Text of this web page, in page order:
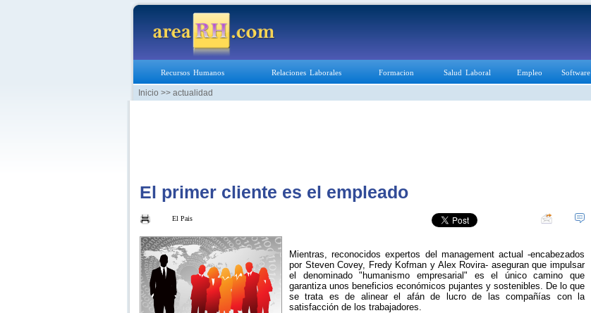
Recursos Humanos Relaciones Laborales Formacion Salud Laboral Empleo Software
Inicio >> actualidad
El primer cliente es el empleado
El Pais
Mientras, reconocidos expertos del management actual -encabezados
por Steven Covey, Fredy Kofman y Alex Rovira- aseguran que impulsar
el denominado "humanismo empresarial" es el único camino que
garantiza unos beneficios económicos pujantes y sostenibles. De lo que
se trata es de alinear el afán de lucro de las compañías con la
satisfacción de los trabajadores.